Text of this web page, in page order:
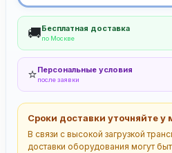
🚚Бесплатная доставка
по Москве
⭐Персональные условия
после заявки
Сроки доставки уточняйте у
В связи с высокой загрузкой
доставки оборудования могут